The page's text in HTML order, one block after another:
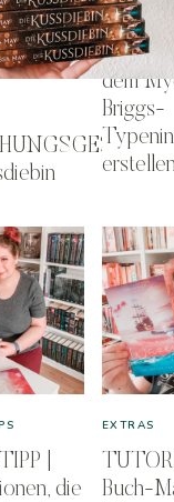
dem
Briggs-
|
die
EXTRAS
Buch-